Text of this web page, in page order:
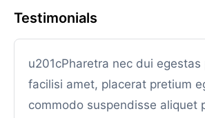
Testimonials
u201cPharetra nec dui egestas
facilisi amet, placerat pretium
commodo suspendisse aliquet